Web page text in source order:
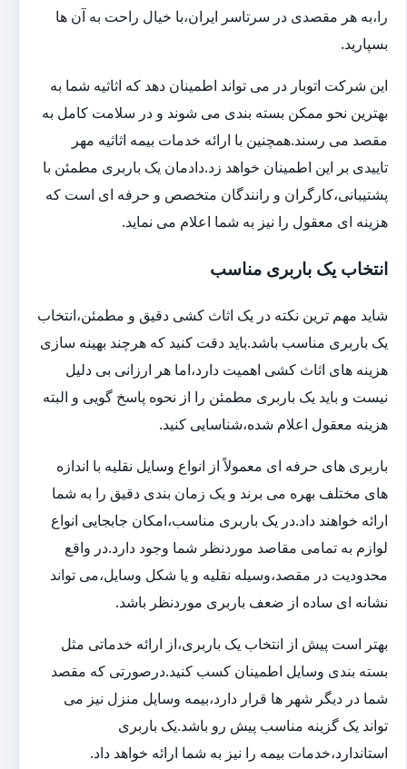
را،به هر مقصدی در سرتاسر ایران،با خیال راحت به آن ها
بسپارید.
این شرکت اتوبار در می تواند اطمینان دهد که اثاثیه شما به
بهترین نحو ممکن بسته بندی می شوند و در سلامت کامل به
مقصد می رسند.همچنین با ارائه خدمات بیمه اثاثیه مهر
تاییدی بر این اطمینان خواهد زد.دادمان یک باربری مطمئن با
پشتیبانی،کارگران و رانندگان متخصص و حرفه ای است که
هزینه ای معقول را نیز به شما اعلام می نماید.
انتخاب یک باربری مناسب
شاید مهم ترین نکته در یک اثاث کشی دقیق و مطمئن،انتخاب
یک باربری مناسب باشد.باید دقت کنید که هرچند بهینه سازی
هزینه های اثاث کشی اهمیت دارد،اما هر ارزانی بی دلیل
نیست و باید یک باربری مطمئن را از نحوه پاسخ گویی و البته
هزینه معقول اعلام شده،شناسایی کنید.
باربری های حرفه ای معمولاً از انواع وسایل نقلیه با اندازه
های مختلف بهره می برند و یک زمان بندی دقیق را به شما
ارائه خواهند داد.در یک باربری مناسب،امکان جابجایی انواع
لوازم به تمامی مقاصد موردنظر شما وجود دارد.در واقع
محدودیت در مقصد،وسیله نقلیه و یا شکل وسایل،می تواند
نشانه ای ساده از ضعف باربری موردنظر باشد.
بهتر است پیش از انتخاب یک باربری،از ارائه خدماتی مثل
بسته بندی وسایل اطمینان کسب کنید.درصورتی که مقصد
شما در دیگر شهر ها قرار دارد،بیمه وسایل منزل نیز می
تواند یک گزینه مناسب پیش رو باشد.یک باربری
استاندارد،خدمات بیمه را نیز به شما ارائه خواهد داد.